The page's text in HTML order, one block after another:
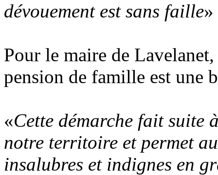
dévouement est sans faille»
Pour le maire de
pension de famille est une
«Cette démarche fait suite
notre territoire et permet
insalubres et indignes en